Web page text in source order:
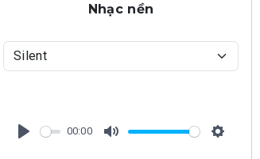
Nhạc nền
00:00